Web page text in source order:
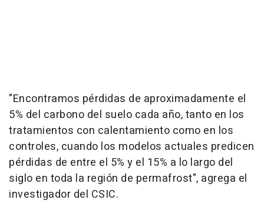
"Encontramos pérdidas de aproximadamente el
5% del carbono del suelo cada año, tanto en los
tratamientos con calentamiento como en los
controles, cuando los modelos actuales predicen
pérdidas de entre el 5% y el 15% a lo largo del
siglo en toda la región de permafrost", agrega el
investigador del CSIC.